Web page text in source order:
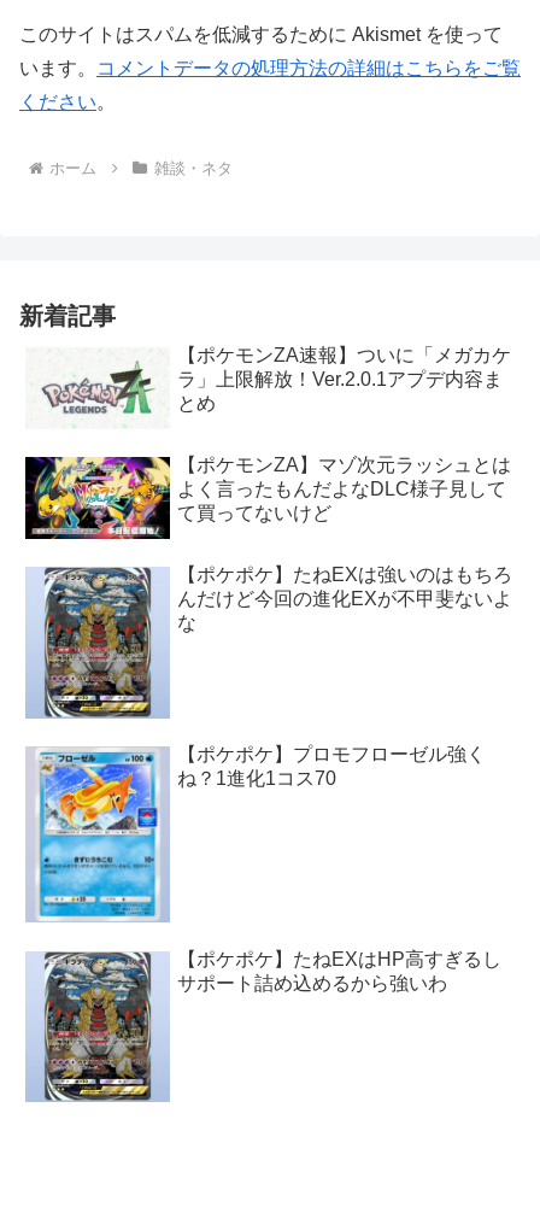
このサイトはスパムを低減するために Akismet を使って
います。
コメントデータの処理方法の詳細はこちらをご覧
ください。
ホーム 雑談・ネタ
新着記事
【ポケモンZA速報】ついに「メガカケ
ラ」上限解放！Ver.2.0.1アプデ内容ま
とめ
【ポケモンZA】マゾ次元ラッシュとは
よく言ったもんだよなDLC様子見して
て買ってないけど
【ポケポケ】たねEXは強いのはもちろ
んだけど今回の進化EXが不甲斐ないよ
な
【ポケポケ】プロモフローゼル強く
ね？1進化1コス70
【ポケポケ】たねEXはHP高すぎるし
サポート詰め込めるから強いわ